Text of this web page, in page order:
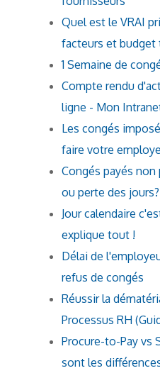
Quel est le VRAI
facteurs et budget
1 Semaine de
Compte rendu
ligne - Mon
Les congés
faire votre
Congés payés
ou perte des jours?
Jour calendaire
explique tout !
Délai de
refus de congés
Réussir la
Processus RH
Procure-to-Pay vs
sont les